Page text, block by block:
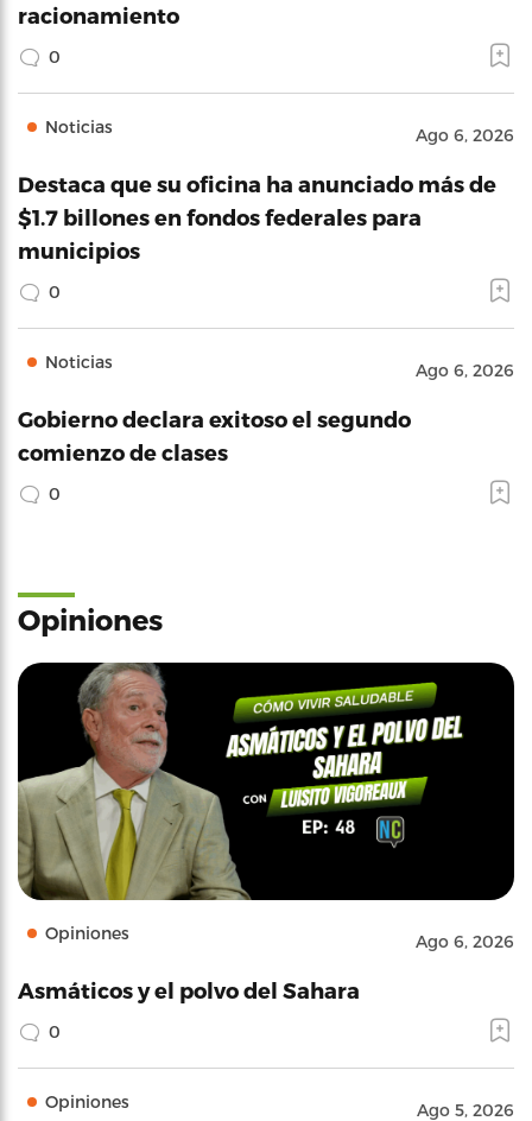
racionamiento
0
Noticias Ago 6, 2026
Destaca que su oficina ha anunciado más de
$1.7 billones en fondos federales para
municipios
0
Noticias Ago 6, 2026
Gobierno declara exitoso el segundo
comienzo de clases
0
Opiniones
Opiniones Ago 6, 2026
Asmáticos y el polvo del Sahara
0
Opiniones Ago 5, 2026